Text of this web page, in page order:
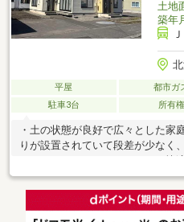
土地
築年
平屋 都市ガ
駐車3台
所有権
・土の状態が良好で広々とした家
りが設置されていて段差が少なく
さい！・融雪槽がありますが、水
となります。